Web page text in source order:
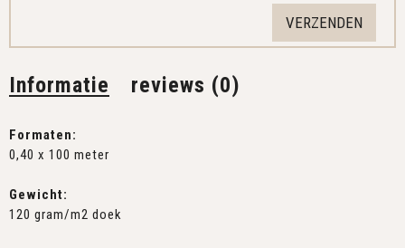
Informatie reviews (0)
Formaten:
0,40 x 100 meter
Gewicht:
120 gram/m2 doek